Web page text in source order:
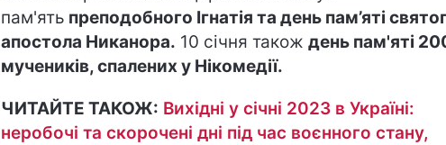
пам'ять преподобного Ігнатія та день пам’яті
апостола Никанора. 10 січня також день пам'яті
мучеників, спалених у Нікомедії.
ЧИТАЙТЕ ТАКОЖ: Вихідні у січні 2023 в Україні:
неробочі та скорочені дні під час воєнного стану,